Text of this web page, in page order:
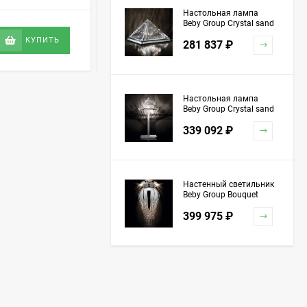
КУПИТЬ
Цена по
запросу
Настольная лампа
Beby Group Crystal sand
281 837 ₽
Настольная лампа
Beby Group Crystal sand
339 092 ₽
Настенный светильник
Beby Group Bouquet
Grey Red
399 975 ₽